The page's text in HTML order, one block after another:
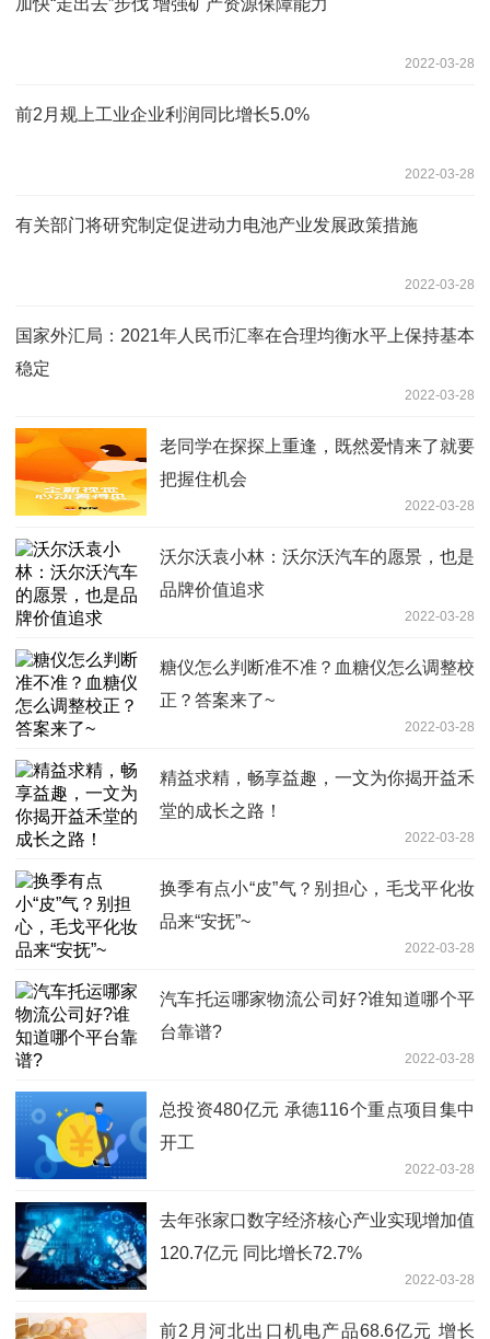
2022-03-28
前2月规上工业企业利润同比增长5.0%
2022-03-28
有关部门将研究制定促进动力电池产业发展政策措施
2022-03-28
国家外汇局：2021年人民币汇率在合理均衡水平上保持基本
稳定
2022-03-28
老同学在探探上重逢，既然爱情来了就要
把握住机会
2022-03-28
沃尔沃袁小林：沃尔沃汽车的愿景，也是
品牌价值追求
2022-03-28
糖仪怎么判断准不准？血糖仪怎么调整校
正？答案来了~
2022-03-28
精益求精，畅享益趣，一文为你揭开益禾
堂的成长之路！
2022-03-28
换季有点小“皮”气？别担心，毛戈平化妆
品来“安抚”~
2022-03-28
汽车托运哪家物流公司好?谁知道哪个平
台靠谱?
2022-03-28
总投资480亿元 承德116个重点项目集中
开工
2022-03-28
去年张家口数字经济核心产业实现增加值
120.7亿元 同比增长72.7%
2022-03-28
前2月河北出口机电产品68.6亿元 增长